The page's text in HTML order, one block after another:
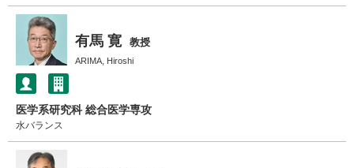
有馬 寛 教授
ARIMA, Hiroshi
医学系研究科 総合医学専攻
水バランス